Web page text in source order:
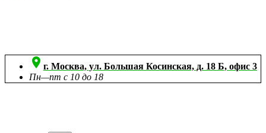
 г. Москва, ул. Большая Косинская, д. 18 Б, офис 3
Пн—пт с 10 до 18